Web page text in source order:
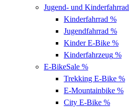
Jugend- und Kinderfahrrad
Kinderfahrrad %
Jugendfahrrad %
Kinder E-Bike %
Kinderfahrzeug %
E-BikeSale %
Trekking E-Bike %
E-Mountainbike %
City E-Bike %